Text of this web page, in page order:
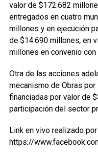
valor de $172.682
entregados en cuatro
millones y en ejecución
de $14.690 millones, en
millones en convenio con
Otra de las acciones
mecanismo de Obras
financiadas por valor de
participación del sector
Link en vivo realizado
https://